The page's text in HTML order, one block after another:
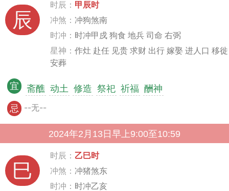
辰
时辰： 甲辰时
冲煞： 冲狗煞南
时冲： 时冲甲戍 狗食 地兵 司命 右弼
星神： 作灶 赴任 见贵 求财 出行 嫁娶 进人口 移徙
安葬
宜 斋醮 动土 修造 祭祀 祈福 酬神
忌 --无--
2024年2月13日早上9:00至10:59
巳
时辰： 乙巳时
冲煞： 冲猪煞东
时冲： 时冲乙亥